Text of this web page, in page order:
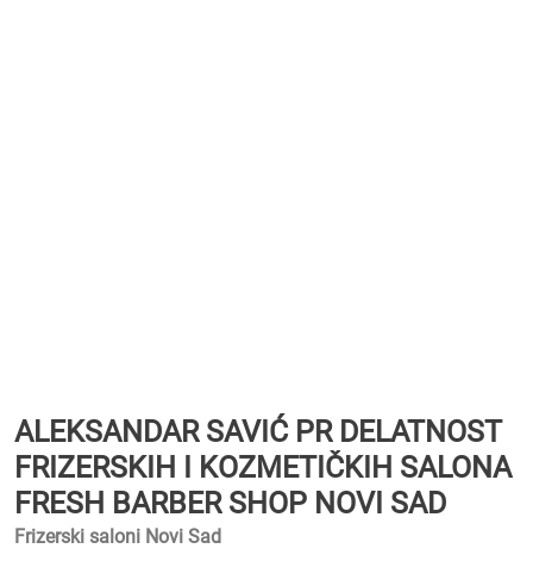
ALEKSANDAR SAVIĆ PR DELATNOST
FRIZERSKIH I KOZMETIČKIH SALONA
FRESH BARBER SHOP NOVI SAD
Frizerski saloni Novi Sad